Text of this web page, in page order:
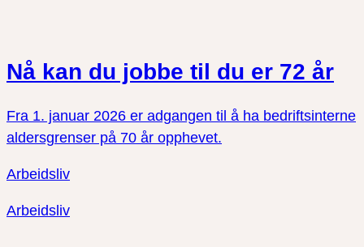
Nå kan du jobbe til du er 72 år
Fra 1. januar 2026 er adgangen til å ha bedriftsinterne
aldersgrenser på 70 år opphevet.
Arbeidsliv
Arbeidsliv